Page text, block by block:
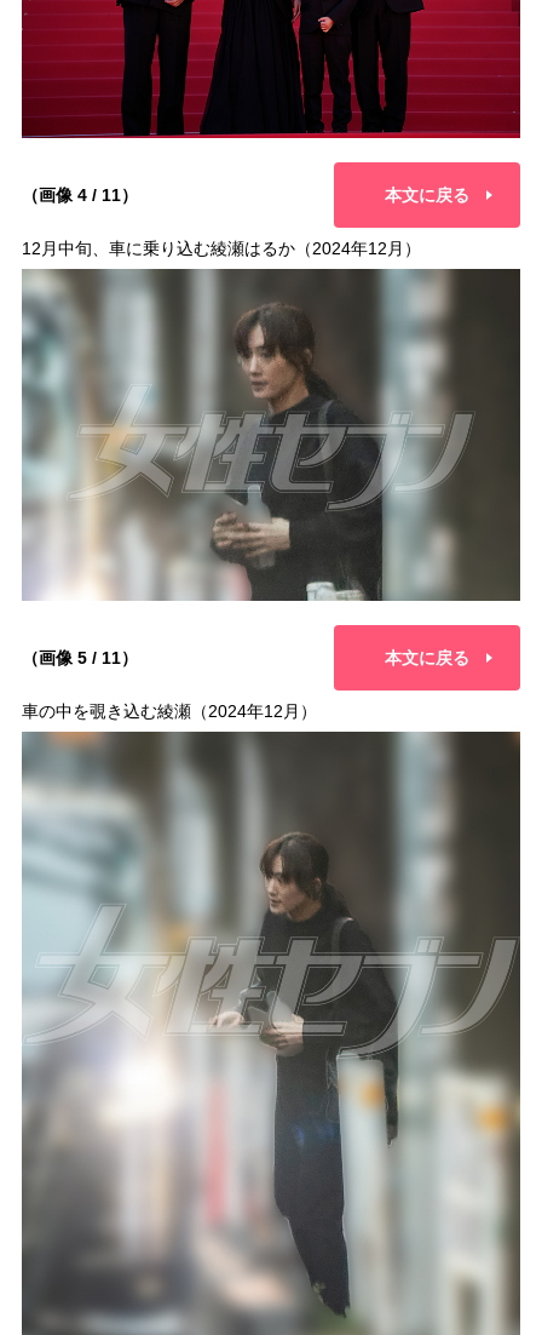
（画像 4 / 11） 本文に戻る
12月中旬、車に乗り込む綾瀬はるか（2024年12月）
（画像 5 / 11） 本文に戻る
車の中を覗き込む綾瀬（2024年12月）